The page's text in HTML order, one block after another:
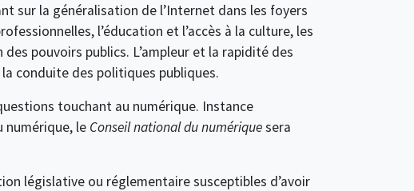
sur la généralisation de l’Internet dans les foyers
l’éducation et l’accès à la culture, les
pouvoirs publics. L’ampleur et la rapidité des
conduite des politiques publiques.
touchant au numérique. Instance
numérique, le Conseil national du numériquesera
législative ou réglementaire susceptibles d’avoir